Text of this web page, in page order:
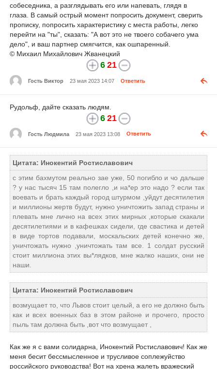
собеседника, а разглядывать его или напевать, глядя в
глаза. В самый острый момент попросить документ, сверить
прописку, попросить характеристику с места работы, легко
перейти на "ты", сказать: "А вот это не твоего собачего ума
дело", и ваш партнер смягчится, как ошпаренный.
© Михаил Михайлович Жванецкий
6 21
Гость Виктор 23 мая 2023 14:07 Ответить
Рудольф, дайте сказать людям.
6 21
Гость Людмила 23 мая 2023 13:08 Ответить
Цитата: Инокентий Ростиславович
с этим бахмутом реально зае уже, 50 погибло и чо дальше
? у нас тысяч 15 там полегло ,и на*ер это надо ? если так
воевать и брать каждый город штурмом ,уйдут десятилетия
и миллионы жертв будут, нужно уничтожить запад страны и
плевать мне лично на всех этих мирных ,которые скакали
десятилетиями и в кафешках сидели, где свастика и детей
в виде тортов подавали, москальских детей конечно же,
уничтожать нужно ,уничтожать там все. 1 солдат русский
стоит миллиона этих вы*лядков, мне жалко наших, они не
наши.
Цитата: Инокентий Ростиславович
возмущает то, что Львов стоит целый, а его не должно быть
как и всех военных баз в этом районе и прочего, просто
пыль там должна быть ,вот что возмущает ,
Как же я с вами солидарна, Инокентий Ростиславович! Как же
меня бесит бессмысленное и трусливое соплежуйство
российского руководства! Вот на хрена жалеть вражеский